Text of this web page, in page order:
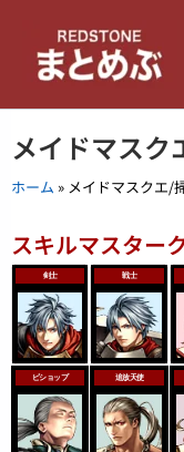
キ
ッメイドマスク
ホーム » メイドマスクエ/
スキルマスター
剣士 戦士
ビショップ 追放天使